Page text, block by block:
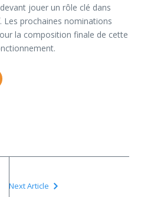
jouer un rôle clé dans
Les prochaines nominations
la composition finale de cette
Next Article